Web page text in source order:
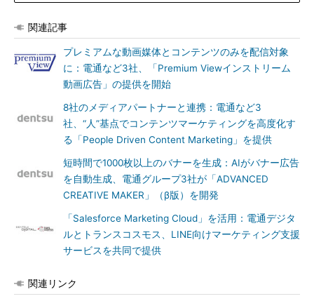
関連記事
プレミアムな動画媒体とコンテンツのみを配信対象
に：電通など3社、「Premium Viewインストリーム
動画広告」の提供を開始
8社のメディアパートナーと連携：電通など3
社、“人”基点でコンテンツマーケティングを高度化す
る「People Driven Content Marketing」を提供
短時間で1000枚以上のバナーを生成：AIがバナー広告
を自動生成、電通グループ3社が「ADVANCED
CREATIVE MAKER」（β版）を開発
「Salesforce Marketing Cloud」を活用：電通デジタ
ルとトランスコスモス、LINE向けマーケティング支援
サービスを共同で提供
関連リンク